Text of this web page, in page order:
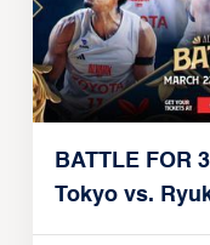
BATTLE FOR
Tokyo vs.
22, 2026)